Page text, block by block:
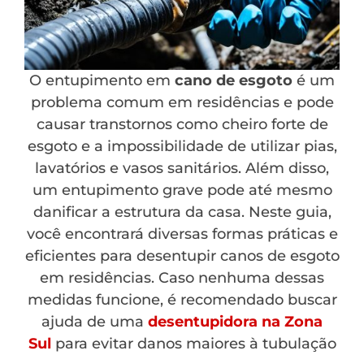
O entupimento em cano de esgoto é um
problema comum em residências e pode
causar transtornos como cheiro forte de
esgoto e a impossibilidade de utilizar pias,
lavatórios e vasos sanitários. Além disso,
um entupimento grave pode até mesmo
danificar a estrutura da casa. Neste guia,
você encontrará diversas formas práticas e
eficientes para desentupir canos de esgoto
em residências. Caso nenhuma dessas
medidas funcione, é recomendado buscar
ajuda de uma desentupidora na Zona
Sul para evitar danos maiores à tubulação